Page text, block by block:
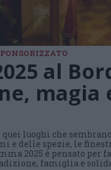
al
magia
quei luoghi che
e delle spezie, le
2025 è pensato per
famiglia e